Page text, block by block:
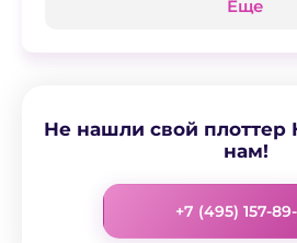
Еще
Не нашли свой плоттер
нам!
+7 (495) 157-